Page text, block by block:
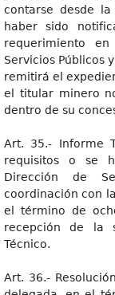
contarse desde
haber sido
requerimiento
Servicios Públicos
remitirá el
el titular minero
dentro de su
Art. 35.- Informe
requisitos o se
Dirección de
coordinación con
el término de
recepción de la
Técnico.
Art. 36.-